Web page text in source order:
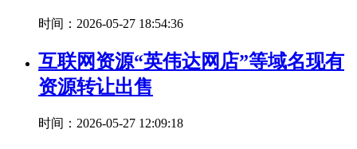
时间：2026-05-27 18:54:36
互联网资源“英伟达网店”等域名现有
资源转让出售
时间：2026-05-27 12:09:18